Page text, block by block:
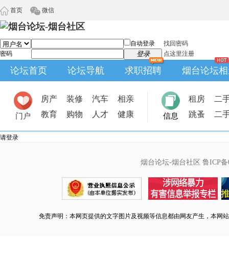
首页 微信
自动登录
找回密码
密码
登录 点这里注册
论坛首页 论坛导航 求职招聘 烟台论坛
门户
房产 装修 汽车
相亲
教育
购物 人才 健康 信息
租房
二
跳蚤
二
请登录
烟台论坛-烟台社区 鲁ICP备
免责声明：本网页提供的文字图片及视频等信息都由网友产生，本网